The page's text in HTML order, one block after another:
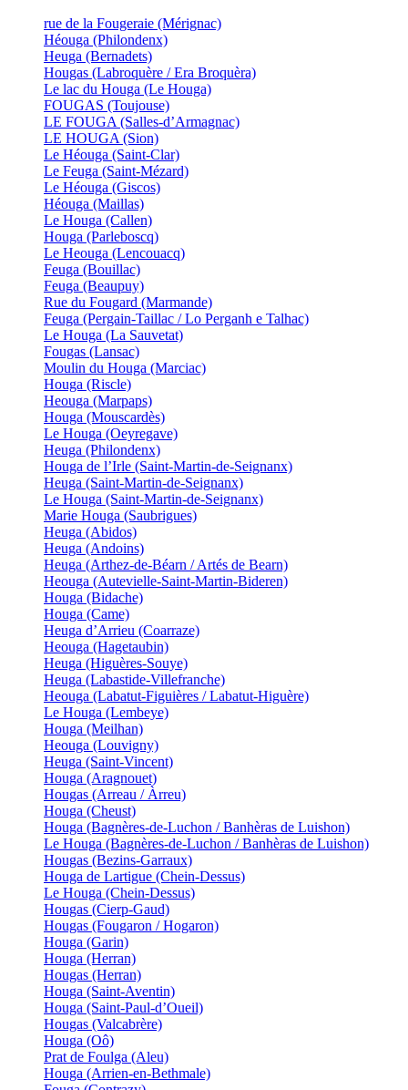
rue de la Fougeraie (Mérignac)
Héouga (Philondenx)
Heuga (Bernadets)
Hougas (Labroquère / Era Broquèra)
Le lac du Houga (Le Houga)
FOUGAS (Toujouse)
LE FOUGA (Salles-d’Armagnac)
LE HOUGA (Sion)
Le Héouga (Saint-Clar)
Le Feuga (Saint-Mézard)
Le Héouga (Giscos)
Héouga (Maillas)
Le Houga (Callen)
Houga (Parleboscq)
Le Heouga (Lencouacq)
Feuga (Bouillac)
Feuga (Beaupuy)
Rue du Fougard (Marmande)
Feuga (Pergain-Taillac / Lo Perganh e Talhac)
Le Houga (La Sauvetat)
Fougas (Lansac)
Moulin du Houga (Marciac)
Houga (Riscle)
Heouga (Marpaps)
Houga (Mouscardès)
Le Houga (Oeyregave)
Heuga (Philondenx)
Houga de l’Irle (Saint-Martin-de-Seignanx)
Heuga (Saint-Martin-de-Seignanx)
Le Houga (Saint-Martin-de-Seignanx)
Marie Houga (Saubrigues)
Heuga (Abidos)
Heuga (Andoins)
Heuga (Arthez-de-Béarn / Artés de Bearn)
Heouga (Autevielle-Saint-Martin-Bideren)
Houga (Bidache)
Houga (Came)
Heuga d’Arrieu (Coarraze)
Heouga (Hagetaubin)
Heuga (Higuères-Souye)
Heuga (Labastide-Villefranche)
Heouga (Labatut-Figuières / Labatut-Higuère)
Le Houga (Lembeye)
Houga (Meilhan)
Heouga (Louvigny)
Heuga (Saint-Vincent)
Houga (Aragnouet)
Hougas (Arreau / Àrreu)
Houga (Cheust)
Houga (Bagnères-de-Luchon / Banhèras de Luishon)
Le Houga (Bagnères-de-Luchon / Banhèras de Luishon)
Hougas (Bezins-Garraux)
Houga de Lartigue (Chein-Dessus)
Le Houga (Chein-Dessus)
Hougas (Cierp-Gaud)
Hougas (Fougaron / Hogaron)
Houga (Garin)
Houga (Herran)
Hougas (Herran)
Houga (Saint-Aventin)
Houga (Saint-Paul-d’Oueil)
Hougas (Valcabrère)
Houga (Oô)
Prat de Foulga (Aleu)
Houga (Arrien-en-Bethmale)